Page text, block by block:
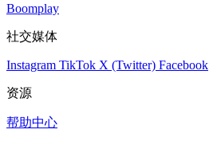
Boomplay
社交媒体
Instagram TikTok X (Twitter) Facebook
资源
帮助中心